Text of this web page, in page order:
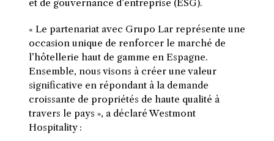
et de gouvernance d’entreprise (ESG).
« Le partenariat avec Grupo Lar représente une
occasion unique de renforcer le marché de
l’hôtellerie haut de gamme en Espagne.
Ensemble, nous visons à créer une valeur
significative en répondant à la demande
croissante de propriétés de haute qualité à
travers le pays », a déclaré Westmont
Hospitality :